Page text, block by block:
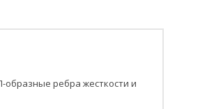
образные ребра жесткости и